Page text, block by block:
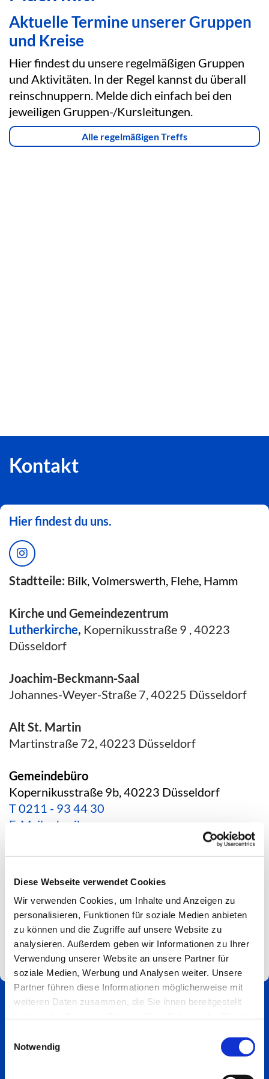
Diese Webseite verwendet Cookies
Wir verwenden Cookies, um Inhalte und Anzeigen zu
personalisieren, Funktionen für soziale Medien anbieten
zu können und die Zugriffe auf unsere Website zu
analysieren. Außerdem geben wir Informationen zu Ihrer
Verwendung unserer Website an unsere Partner für
soziale Medien, Werbung und Analysen weiter. Unsere
Partner führen diese Informationen möglicherweise mit
weiteren Daten zusammen, die Sie ihnen bereitgestellt
Notwendig
Aktuelle Termine unserer Gruppen
und Kreise
Hier findest du unsere regelmäßigen Gruppen
und Aktivitäten. In der Regel kannst du überall
reinschnuppern. Melde dich einfach bei den
jeweiligen Gruppen-/Kursleitungen.
Alle regelmäßigen Treffs
Kontakt
Hier findest du uns.
Stadtteile: Bilk, Volmerswerth, Flehe, Hamm
Kirche und Gemeindezentrum
Lutherkirche, Kopernikusstraße 9 , 40223
Düsseldorf
Joachim-Beckmann-Saal
Johannes-Weyer-Straße 7, 40225 Düsseldorf
Alt St. Martin
Martinstraße 72, 40223 Düsseldorf
Gemeindebüro
Kopernikusstraße 9b, 40223 Düsseldorf
T0211 - 93 44 30
E-Mail schreiben
*Aktuelle Hinweise zur Erreichbarkeit findest du
hier*
Spendenkonto
Impressum